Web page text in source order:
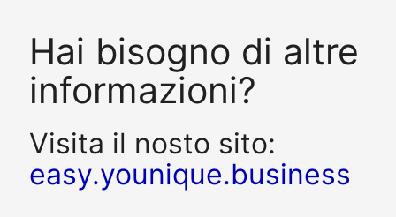
Hai bisogno di altre
informazioni?
Visita il nosto sito:
easy.younique.business